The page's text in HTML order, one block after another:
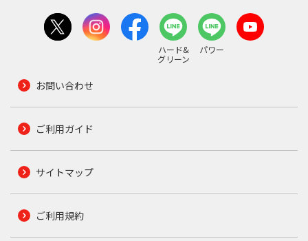
ハード&
グリーン
パワー
お問い合わせ
ご利用ガイド
サイトマップ
ご利用規約